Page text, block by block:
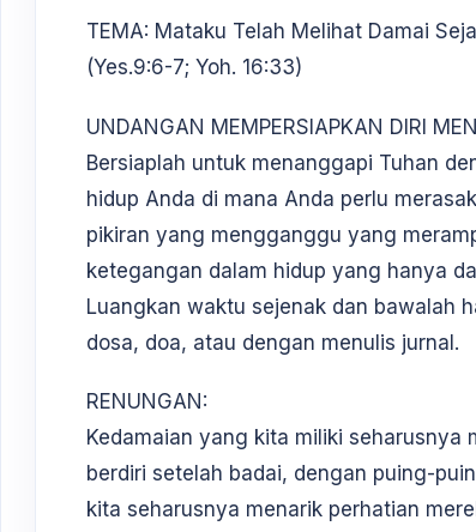
TEMA: Mataku Telah Melihat Damai
(Yes.9:6-7; Yoh. 16:33)
UNDANGAN MEMPERSIAPKAN DIRI
Bersiaplah untuk menanggapi Tuhan
hidup Anda di mana Anda perlu
pikiran yang mengganggu yang
ketegangan dalam hidup yang hanya
Luangkan waktu sejenak dan bawalah
dosa, doa, atau dengan menulis jurnal.
RENUNGAN:
Kedamaian yang kita miliki
berdiri setelah badai, dengan puing-
kita seharusnya menarik perhatian